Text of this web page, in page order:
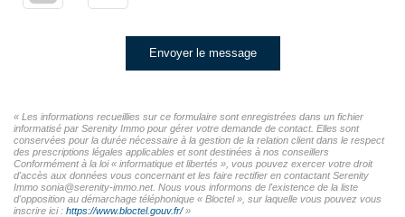
Envoyer le message
« Les informations recueillies sur ce formulaire sont enregistrées dans un fichier
informatisé par Serenity Immo pour gérer votre demande de contact. Elles sont
conservées pour la durée nécessaire à la gestion de la relation client dans le respect
des prescriptions légales applicables et sont destinées à nos conseillers
Conformément à la loi « informatique et libertés », vous pouvez exercer votre droit
d'accès aux données vous concernant et les faire rectifier en contactant Serenity
Immo sonia@serenity-immo.net. Nous vous informons de l'existence de la liste
d'opposition au démarchage téléphonique « Bloctel », sur laquelle vous pouvez vous
inscrire ici : https://www.bloctel.gouv.fr/»